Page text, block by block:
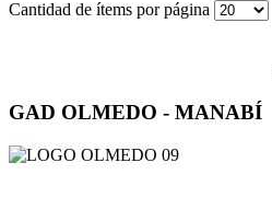
Cantidad de ítems por página
GAD OLMEDO - MANABÍ